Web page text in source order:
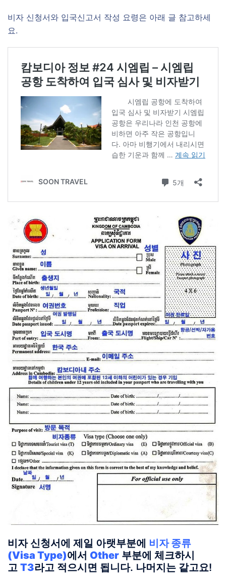
비자 신청서와 입국신고서 작성 요령은 아래 글 참고하세
요.
비자 신청서에 제일 아랫부분에 비자 종류
(Visa Type)에서 Other 부분에 체크하시
고 T3라고 적으시면 됩니다. 나머지는 같고요!